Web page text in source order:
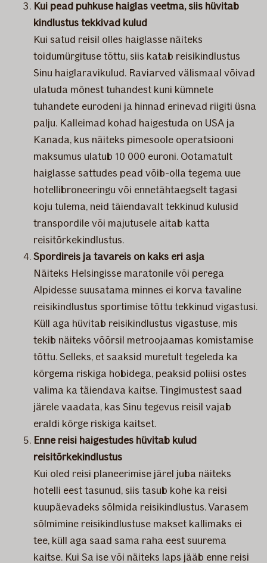
Kui pead puhkuse haiglas veetma, siis hüvitab
kindlustus tekkivad kulud
Kui satud reisil olles haiglasse näiteks
toidumürgituse tõttu, siis katab reisikindlustus
Sinu haiglaravikulud. Raviarved välismaal võivad
ulatuda mõnest tuhandest kuni kümnete
tuhandete eurodeni ja hinnad erinevad riigiti üsna
palju. Kalleimad kohad haigestuda on USA ja
Kanada, kus näiteks pimesoole operatsiooni
maksumus ulatub 10 000 euroni. Ootamatult
haiglasse sattudes pead võib-olla tegema uue
hotellibroneeringu või ennetähtaegselt tagasi
koju tulema, neid täiendavalt tekkinud kulusid
transpordile või majutusele aitab katta
reisitõrkekindlustus.
Spordireis ja tavareis on kaks eri asja
Näiteks Helsingisse maratonile või perega
Alpidesse suusatama minnes ei korva tavaline
reisikindlustus sportimise tõttu tekkinud vigastusi.
Küll aga hüvitab reisikindlustus vigastuse, mis
tekib näiteks võõrsil metroojaamas komistamise
tõttu. Selleks, et saaksid muretult tegeleda ka
kõrgema riskiga hobidega, peaksid poliisi ostes
valima ka täiendava kaitse. Tingimustest saad
järele vaadata, kas Sinu tegevus reisil vajab
eraldi kõrge riskiga kaitset.
Enne reisi haigestudes hüvitab kulud
reisitõrkekindlustus
Kui oled reisi planeerimise järel juba näiteks
hotelli eest tasunud, siis tasub kohe ka reisi
kuupäevadeks sõlmida reisikindlustus. Varasem
sõlmimine reisikindlustuse makset kallimaks ei
tee, küll aga saad sama raha eest suurema
kaitse. Kui Sa ise või näiteks laps jääb enne reisi